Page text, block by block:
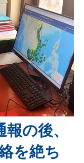
の後、
を絶ち